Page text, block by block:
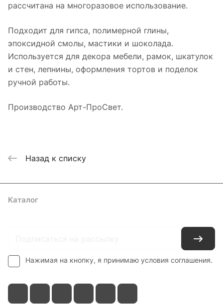
рассчитана на многоразовое использование.
Подходит для гипса, полимерной глины,
эпоксидной смолы, мастики и шоколада.
Используется для декора мебели, рамок, шкатулок
и стен, лепнины, оформления тортов и поделок
ручной работы.
Производство Арт-ПроСвет.
Назад к списку
Каталог
Нажимая на кнопку, я принимаю условия соглашения.